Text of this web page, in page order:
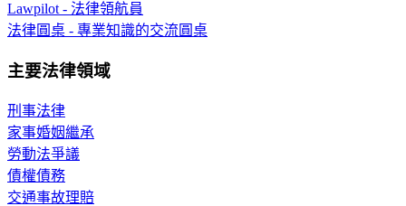
Lawpilot - 法律領航員
法律圓桌 - 專業知識的交流圓桌
主要法律領域
刑事法律
家事婚姻繼承
勞動法爭議
債權債務
交通事故理賠